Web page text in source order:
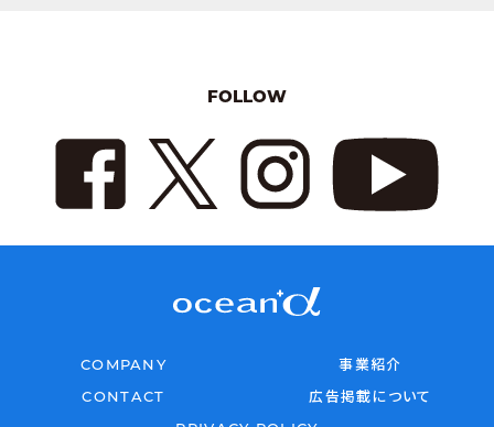
FOLLOW
COMPANY
事業紹介
CONTACT
広告掲載について